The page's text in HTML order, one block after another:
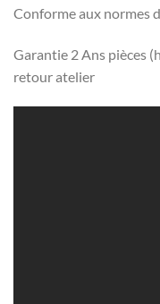
Conforme aux normes
Garantie 2 Ans pièces
retour atelier